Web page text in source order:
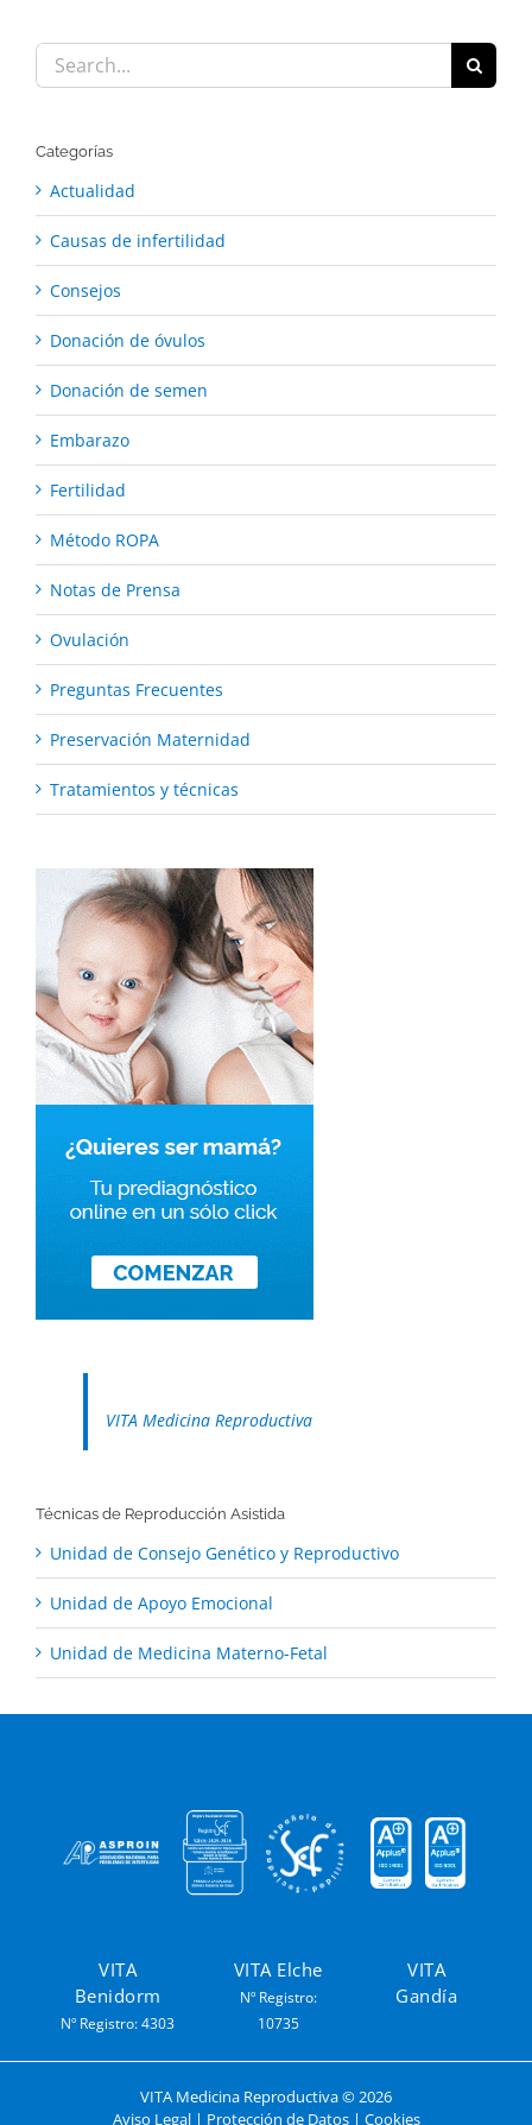
Search
for:
Categorías
Actualidad
Causas de infertilidad
Consejos
Donación de óvulos
Donación de semen
Embarazo
Fertilidad
Método ROPA
Notas de Prensa
Ovulación
Preguntas Frecuentes
Preservación Maternidad
Tratamientos y técnicas
VITA Medicina Reproductiva
Técnicas de Reproducción Asistida
Unidad de Consejo Genético y Reproductivo
Unidad de Apoyo Emocional
Unidad de Medicina Materno-Fetal
VITA
Benidorm
Nº Registro: 4303
VITA Elche
Nº Registro:
10735
VITA
Gandía
VITA Medicina Reproductiva ©2026
Aviso Legal| Protección de Datos| Cookies